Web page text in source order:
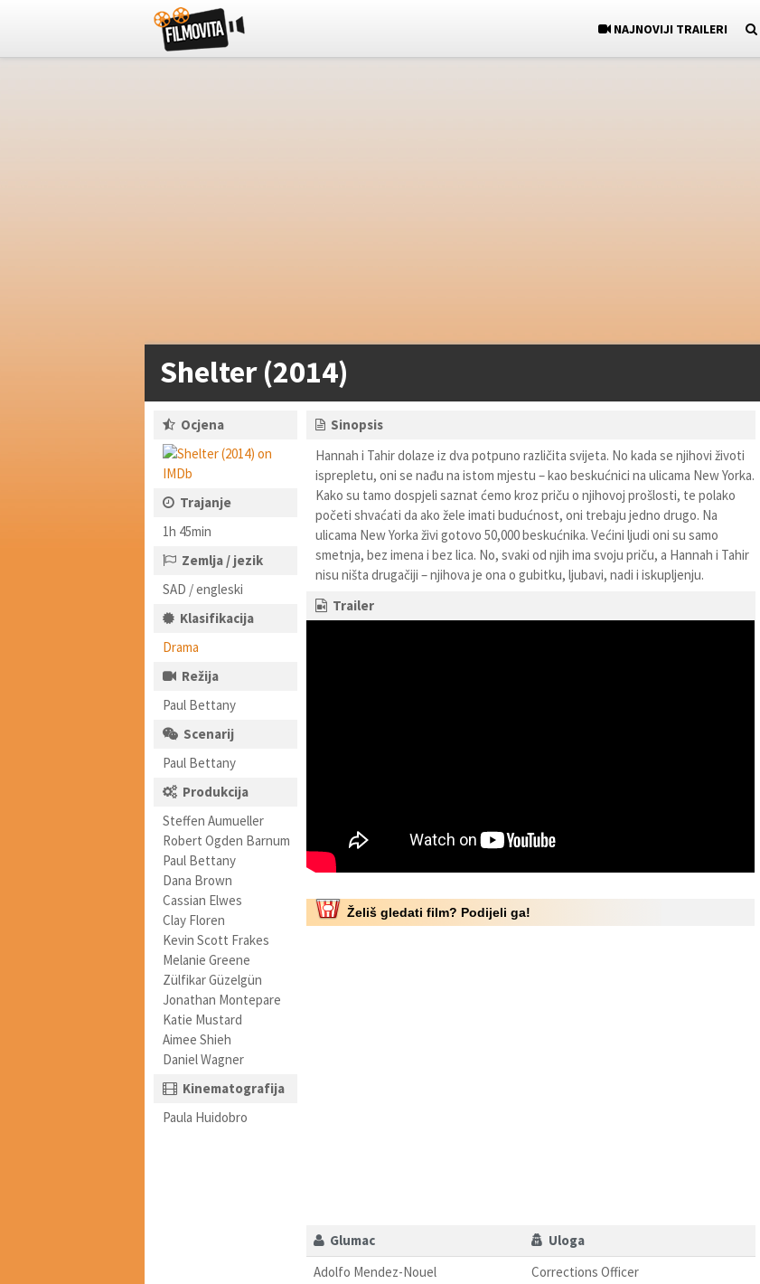
NAJNOVIJI TRAILERI
Shelter (2014)
Ocjena
Trajanje
1h 45min
Zemlja / jezik
SAD / engleski
Klasifikacija
Drama
Režija
Paul Bettany
Scenarij
Paul Bettany
Produkcija
Steffen Aumueller
Robert Ogden Barnum
Paul Bettany
Dana Brown
Cassian Elwes
Clay Floren
Kevin Scott Frakes
Melanie Greene
Zülfikar Güzelgün
Jonathan Montepare
Katie Mustard
Aimee Shieh
Daniel Wagner
Kinematografija
Paula Huidobro
Sinopsis
Hannah i Tahir dolaze iz dva potpuno različita svijeta. No kada se njihovi životi
isprepletu, oni se nađu na istom mjestu – kao beskućnici na ulicama New Yorka.
Kako su tamo dospjeli saznat ćemo kroz priču o njihovoj prošlosti, te polako
početi shvaćati da ako žele imati budućnost, oni trebaju jedno drugo. Na
ulicama New Yorka živi gotovo 50,000 beskućnika. Većini ljudi oni su samo
smetnja, bez imena i bez lica. No, svaki od njih ima svoju priču, a Hannah i Tahir
nisu ništa drugačiji – njihova je ona o gubitku, ljubavi, nadi i iskupljenju.
Trailer
Želiš gledati film? Podijeli ga!
Glumac
Uloga
Adolfo Mendez-Nouel
Corrections Officer